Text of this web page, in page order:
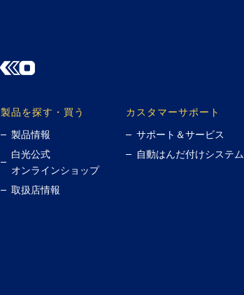
製品を探す・買う
製品情報
白光公式
オンラインショップ
取扱店情報
カスタマーサポート
サポート＆サービス
自動はんだ付けシステム